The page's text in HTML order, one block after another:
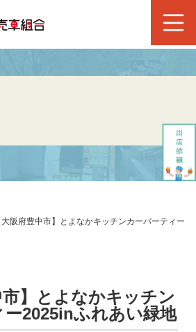
阪府豊中市】とよなかキッチンカーパーティー
市】とよなかキッチン
ー2025inふれあい緑地